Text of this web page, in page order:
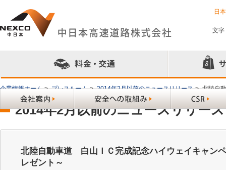
日
文字
企業情報ホーム > プレスルーム > 2014年2月以前のニュースリリース > 北陸自
2014年2月以前のニュースリリース
北陸自動車道 白山ＩＣ完成記念ハイウェイキャン
レゼント～